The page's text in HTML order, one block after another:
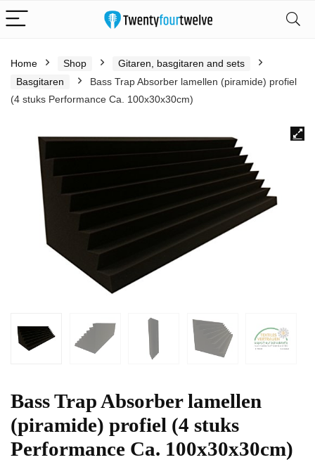
Home Shop
Gitaren, basgitaren and sets
Basgitaren
Bass Trap Absorber lamellen (piramide) profiel
(4 stuks Performance Ca. 100x30x30cm)
Bass Trap Absorber lamellen
(piramide) profiel (4 stuks
Performance Ca. 100x30x30cm)